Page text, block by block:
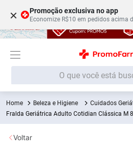
× Promoção exclusiva no app
Economize R$10 em pedidos acima
O que você está buscando?
Beleza e Higiene Cuidados
Fralda Geriátrica Adulto Cotidian Clássica M
Voltar
Termos mais buscados
1º Fralda
2